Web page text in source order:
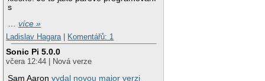
s
…více »
Ladislav Hagara
Komentářů: 1
Sonic Pi 5.0.0
včera 12:44 | Nová verze
Sam Aaronvydal novou major verzi